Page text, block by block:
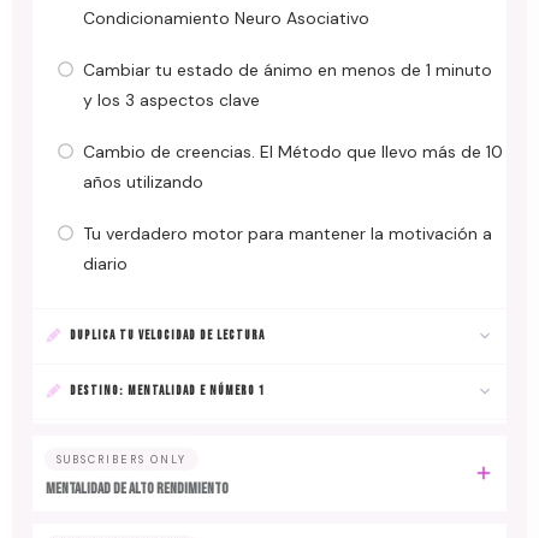
Condicionamiento Neuro Asociativo
Cambiar tu estado de ánimo en menos de 1 minuto
y los 3 aspectos clave
Cambio de creencias. El Método que llevo más de 10
años utilizando
Tu verdadero motor para mantener la motivación a
diario
DUPLICA TU VELOCIDAD DE LECTURA
DESTINO: MENTALIDAD E NÚMERO 1
SUBSCRIBERS ONLY
MENTALIDAD DE ALTO RENDIMIENTO